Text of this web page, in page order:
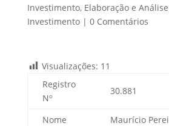
Investimento, Elaboração e
Investimento| 0 Comentários
Visualizações: 11
Registro
Nº
30.881
Nome
Maurício